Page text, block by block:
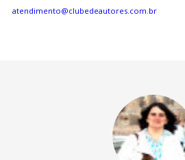
atendimento@clubedeautores.com.br